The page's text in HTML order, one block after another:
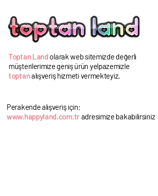
Toptan Land olarak web sitemizde değerli
müşterilerimize geniş ürün yelpazemizle
toptanalışveriş hizmeti vermekteyiz.
Perakende alışveriş için;
www.happyland.com.tradresimize bakabilirsiniz